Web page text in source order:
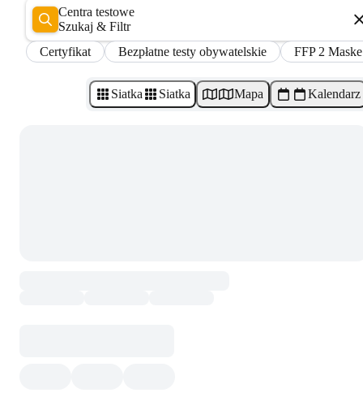
Centra testowe
Szukaj & Filtr
Certyfikat
Bezpłatne testy obywatelskie FFP 2 Maske
Siatka Siatka Mapa Kalendarz